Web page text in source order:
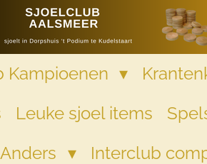
Kampioenen
Leuke sjoel items
Interclub